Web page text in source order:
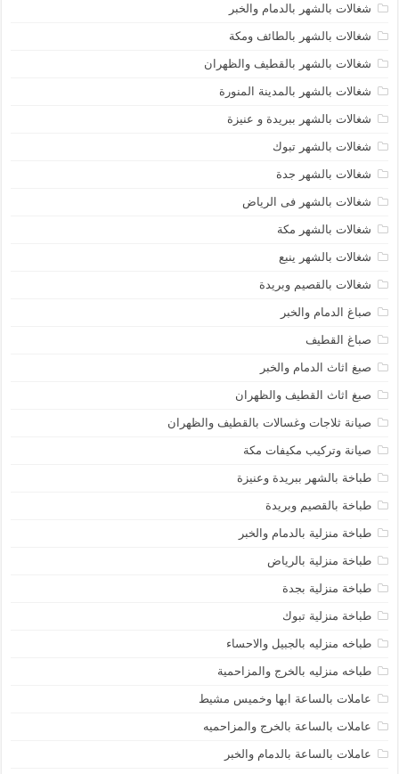
شغالات بالشهر بالدمام والخبر
شغالات بالشهر بالطائف ومكة
شغالات بالشهر بالقطيف والظهران
شغالات بالشهر بالمدينة المنورة
شغالات بالشهر ببريدة و عنيزة
شغالات بالشهر تبوك
شغالات بالشهر جدة
شغالات بالشهر فى الرياض
شغالات بالشهر مكة
شغالات بالشهر ينبع
شغالات بالقصيم وبريدة
صباغ الدمام والخبر
صباغ القطيف
صبغ اثاث الدمام والخبر
صبغ اثاث القطيف والظهران
صيانة ثلاجات وغسالات بالقطيف والظهران
صيانة وتركيب مكيفات مكة
طباخة بالشهر ببريدة وعنيزة
طباخة بالقصيم وبريدة
طباخة منزلية بالدمام والخبر
طباخة منزلية بالرياض
طباخة منزلية بجدة
طباخة منزلية تبوك
طباخه منزليه بالجبيل والاحساء
طباخه منزليه بالخرج والمزاحمية
عاملات بالساعة ابها وخميس مشيط
عاملات بالساعة بالخرج والمزاحميه
عاملات بالساعة بالدمام والخبر